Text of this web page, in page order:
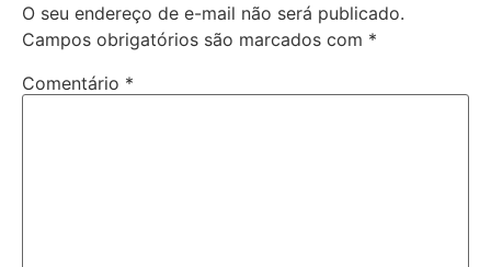
O seu endereço de e-mail não será publicado.
Campos obrigatórios são marcados com *
Comentário *